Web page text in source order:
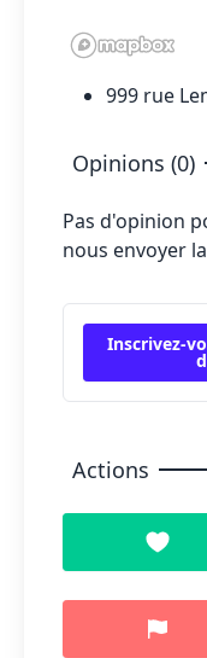
999 rue
Opinions (0)
Pas d'opinion
nous envoyer
Inscrivez-
Actions